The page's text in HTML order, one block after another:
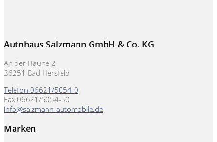
Autohaus Salzmann GmbH & Co. KG
An der Haune 2
36251 Bad Hersfeld
Telefon 06621/5054-0
Fax 06621/5054-50
info@salzmann-automobile.de
Marken